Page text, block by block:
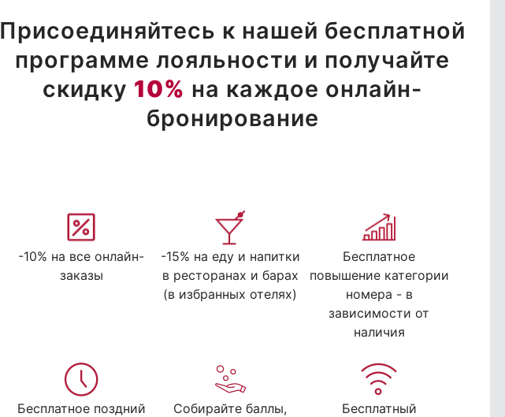
Присоединяйтесь к нашей бесплатной
программе лояльности и получайте
скидку 10% на каждое онлайн-
бронирование
-10% на все онлайн-
заказы
-15% на еду и напитки
в ресторанах и барах
(в избранных отелях)
Бесплатное
повышение категории
номера - в
зависимости от
наличия
Бесплатное поздний
Собирайте баллы,
Бесплатный